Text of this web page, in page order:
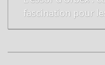
fascination pour